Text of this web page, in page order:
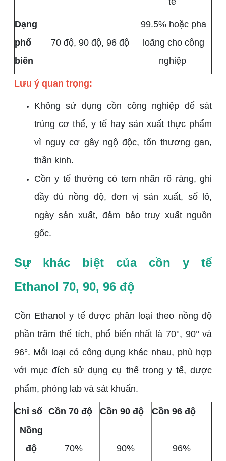
Dạng
phổ
biến
70 độ, 90 độ, 96 độ
99.5% hoặc pha
loãng cho công
nghiệp
Lưu ý quan trọng:
Không sử dụng cồn công nghiệp để sát
trùng cơ thể, y tế hay sản xuất thực phẩm
vì nguy cơ gây ngộ độc, tổn thương gan,
thần kinh.
Cồn y tế thường có tem nhãn rõ ràng, ghi
đầy đủ nồng độ, đơn vị sản xuất, số lô,
ngày sản xuất, đảm bảo truy xuất nguồn
gốc.
Sự khác biệt của cồn y tế
Ethanol 70, 90, 96 độ
Cồn Ethanol y tế được phân loại theo nồng độ
phần trăm thể tích, phổ biến nhất là 70°, 90° và
96°. Mỗi loại có công dụng khác nhau, phù hợp
với mục đích sử dụng cụ thể trong y tế, dược
phẩm, phòng lab và sát khuẩn.
Chỉ số Cồn 70 độ Cồn 90 độ
Cồn 96 độ
Nồng
độ
70% 90% 96%